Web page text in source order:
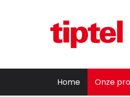
Home Onze